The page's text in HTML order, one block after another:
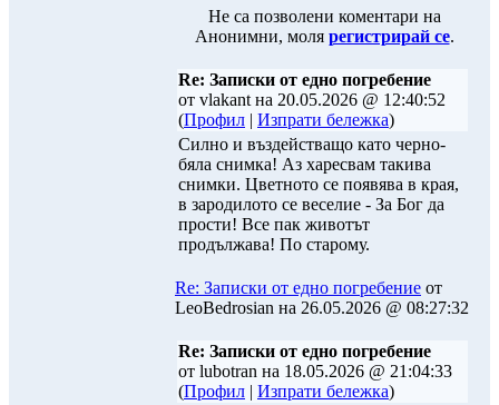
Не са позволени коментари на
Анонимни, моля регистрирай се.
Re: Записки от едно погребение
от vlakant на 20.05.2026 @ 12:40:52
(Профил | Изпрати бележка)
Силно и въздействащо като черно-
бяла снимка! Аз харесвам такива
снимки. Цветното се появява в края,
в зародилото се веселие - За Бог да
прости! Все пак животът
продължава! По старому.
Re: Записки от едно погребение от
LeoBedrosian на 26.05.2026 @ 08:27:32
Re: Записки от едно погребение
от lubotran на 18.05.2026 @ 21:04:33
(Профил | Изпрати бележка)